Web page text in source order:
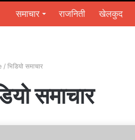
होमपेजसमाचार राजनिती खेलकुद
/ भिडियो समाचार
समाचार